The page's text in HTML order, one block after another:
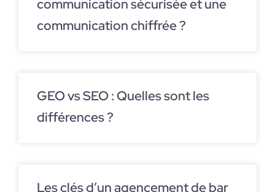
communication sécurisée et une
communication chiffrée ?
GEO vs SEO : Quelles sont les
différences ?
Les clés d’un agencement de bar